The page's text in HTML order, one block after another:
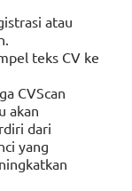
atau
teks CV ke
CVScan
akan
dari
yang